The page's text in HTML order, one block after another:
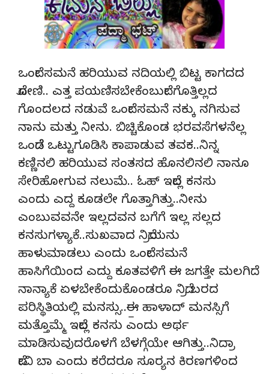
ಒಂದೇ ಸಮನೆ ಹರಿಯುವ ನದಿಯಲ್ಲಿ ಬಿಟ್ಟ ಕಾಗದದ
ದೋಣಿ.. ಎತ್ತ ಪಯಣಿಸಬೇಕೆಂಬುದೇ ಗೊತ್ತಿಲ್ಲದ
ಗೊಂದಲದ ನಡುವೆ ಒಂದೇ ಸಮನೆ ನಕ್ಕು ನಗಿಸುವ
ನಾನು ಮತ್ತು ನೀನು. ಬಿಚ್ಚಿಕೊಂಡ ಭರವಸೆಗಳನೆಲ್ಲ
ಒಂದೆಡೆ ಒಟ್ಟುಗೂಡಿಸಿ ಕಾಪಾಡುವ ತವಕ..ನಿನ್ನ
ಕಣ್ಣಿನಲಿ ಹರಿಯುವ ಸಂತಸದ ಹೊನಲಿನಲಿ ನಾನೂ
ಸೇರಿಹೋಗುವ ನಲುಮೆ.. ಓಹ್ ಇದೆಲ್ಲ ಕನಸು
ಎಂದು ಎದ್ದ ಕೂಡಲೇ ಗೊತ್ತಾಗಿತ್ತು..ನೀನು
ಎಂಬುವವನೇ ಇಲ್ಲದವನ ಬಗೆಗೆ ಇಲ್ಲ ಸಲ್ಲದ
ಕನಸುಗಳ್ಯಾಕೆ..ಸುಖವಾದ ನಿದ್ರೆಯನು
ಹಾಳುಮಾಡಲು ಎಂದು ಒಂದೇ ಸಮನೆ
ಹಾಸಿಗೆಯಿಂದ ಎದ್ದು ಕೂತವಳಿಗೆ ಈ ಜಗತ್ತೇ ಮಲಗಿದೆ
ನಾನ್ಯಾಕೆ ಏಳಬೇಕೆಂದುಕೊಂಡರೂ ನಿದ್ರೆ ಬರದ
ಪರಿಸ್ಥಿತಿಯಲ್ಲಿ ಮನಸ್ಸು..ಈ॒ ಹಾಳಾದ್ ಮನಸ್ಸಿಗೆ
ಮತ್ತೊಮ್ಮೆ ಇದೆಲ್ಲ ಕನಸು ಎಂದು ಅರ್ಥ
ಮಾಡಿಸುವುದರೊಳಗೆ ಬೆಳಗ್ಗೆಯೇ ಆಗಿತ್ತು..ನಿದ್ರಾ
ದೇವಿ ಬಾ ಎಂದು ಕರೆದರೂ ಸೂರ್‍ಯನ ಕಿರಣಗಳಿಂದ